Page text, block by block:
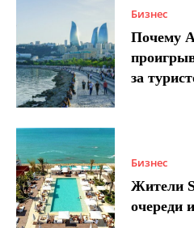
Бизнес
Почему
за
Бизнес
Жители
очереди